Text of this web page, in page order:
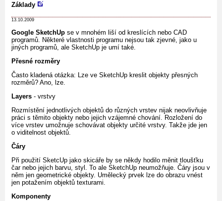
Základy
13.10.2009
Google SketchUp se v mnohém liší od kreslících nebo CAD
programů. Některé vlastnosti programu nejsou tak zjevné, jako u
jiných programů, ale SketchUp je umí také.
Přesné rozměry
Často kladená otázka: Lze ve SketchUp kreslit objekty přesných
rozměrů? Ano, lze.
Layers - vrstvy
Rozmístění jednotlivých objektů do různých vrstev nijak neovlivňuje
práci s těmito objekty nebo jejich vzájemné chování. Rozložení do
více vrstev umožnuje schovávat objekty určité vrstvy. Takže jde jen
o viditelnost objektů.
Čáry
Při použití SketcUp jako skicáře by se někdy hodilo měnit tloušťku
čar nebo jejich barvu, styl. To ale SketchUp neumožňuje. Čáry jsou v
něm jen geometrické objekty. Umělecký prvek lze do obrazu vnést
jen potažením objektů texturami.
Komponenty